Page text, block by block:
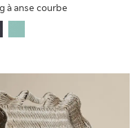
à anse courbe